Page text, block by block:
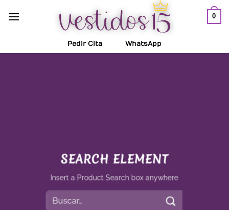
0
Pedir Cita WhatsApp
SEARCH ELEMENT
Insert a Product Search box anywhere
Buscar
por: